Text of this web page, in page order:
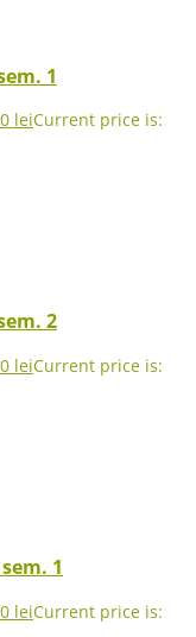
1
leiCurrent price is:
2
leiCurrent price is:
1
leiCurrent price is: